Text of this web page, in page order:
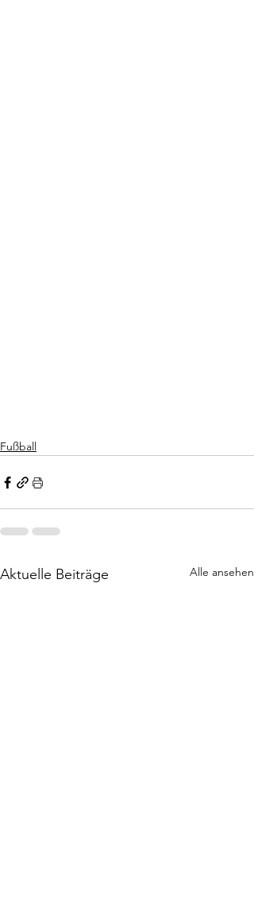
Fußball
Aktuelle Beiträge Alle ansehen